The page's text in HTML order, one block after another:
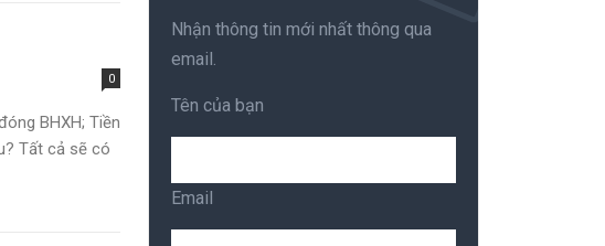
0
BHXH; Tiền
Tất cả sẽ có
Nhận thông tin mới nhất thông qua
email.
Tên của bạn
Email